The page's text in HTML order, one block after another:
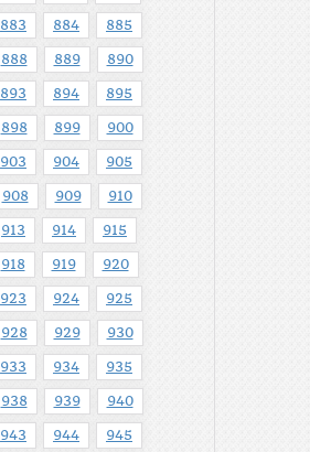
883 884 885
888 889 890
893 894 895
898 899 900
903 904 905
908 909 910
913 914 915
918 919 920
923 924 925
928 929 930
933 934 935
938 939 940
943 944 945